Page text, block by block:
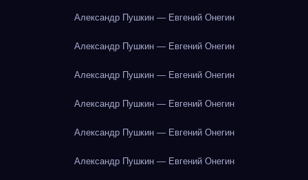
Александр Пушкин — Евгений Онегин
Александр Пушкин — Евгений Онегин
Александр Пушкин — Евгений Онегин
Александр Пушкин — Евгений Онегин
Александр Пушкин — Евгений Онегин
Александр Пушкин — Евгений Онегин